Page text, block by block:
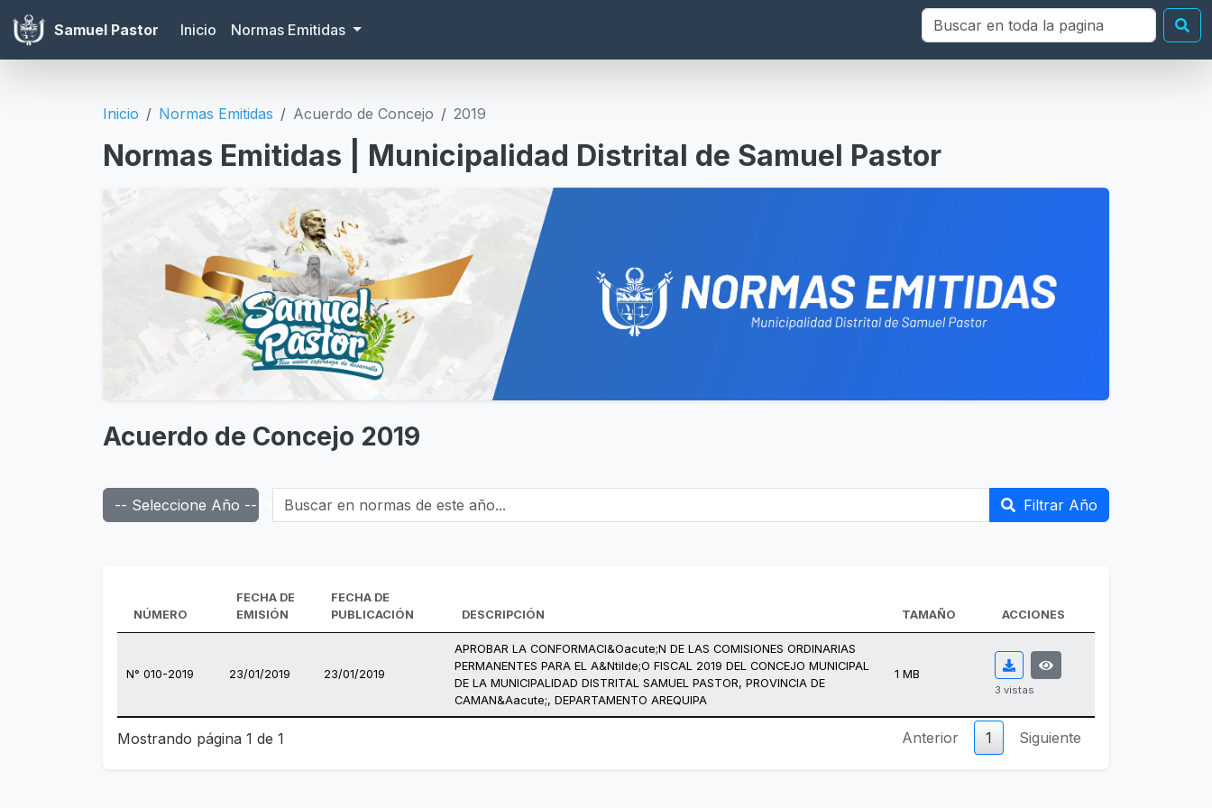
Samuel Pastor Inicio Normas Emitidas
Buscar en toda la página
Inicio Normas Emitidas Acuerdo de Concejo 2019
Normas Emitidas | Municipalidad Distrital de Samuel Pastor
Acuerdo de Concejo 2019
-- Seleccione Año -- Buscar en normas de este año... Filtrar Año
NÚMERO
FECHA DE
EMISIÓN
FECHA DE
PUBLICACIÓN
DESCRIPCIÓN TAMAÑO ACCIONES
N° 010-2019 23/01/2019 23/01/2019
APROBAR LA CONFORMACI&Oacute;N DE LAS COMISIONES ORDINARIAS
PERMANENTES PARA EL A&Ntilde;O FISCAL 2019 DEL CONCEJO MUNICIPAL
DE LA MUNICIPALIDAD DISTRITAL SAMUEL PASTOR, PROVINCIA DE
CAMAN&Aacute;, DEPARTAMENTO AREQUIPA
1 MB
3 vistas
Mostrando página 1 de 1 Anterior 1 Siguiente